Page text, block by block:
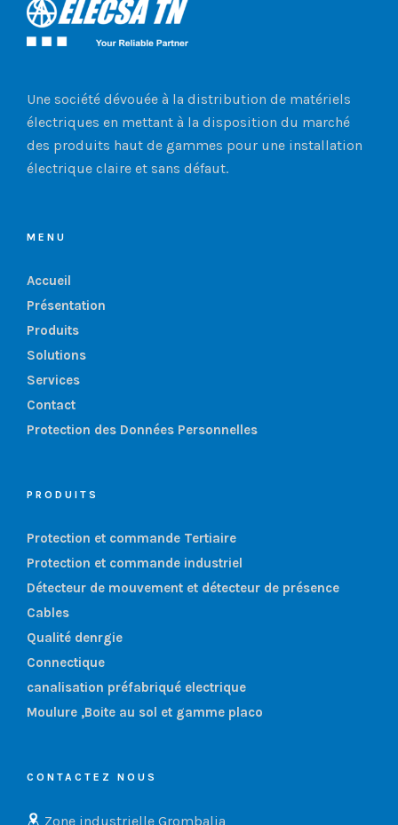
Une société dévouée à la distribution de matériels
électriques en mettant à la disposition du marché
des produits haut de gammes pour une installation
électrique claire et sans défaut.
MENU
Accueil
Présentation
Produits
Solutions
Services
Contact
Protection des Données Personnelles
PRODUITS
Protection et commande Tertiaire
Protection et commande industriel
Détecteur de mouvement et détecteur de présence
Cables
Qualité denrgie
Connectique
canalisation préfabriqué electrique
Moulure ,Boite au sol et gamme placo
CONTACTEZ NOUS
Zone industrielle Grombalia